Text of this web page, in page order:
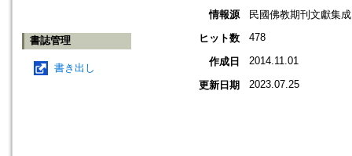
書誌管理
書き出し
情報源
民國佛教期刊文獻集
ヒット数
478
作成日 2014.11.01
更新日期 2023.07.25